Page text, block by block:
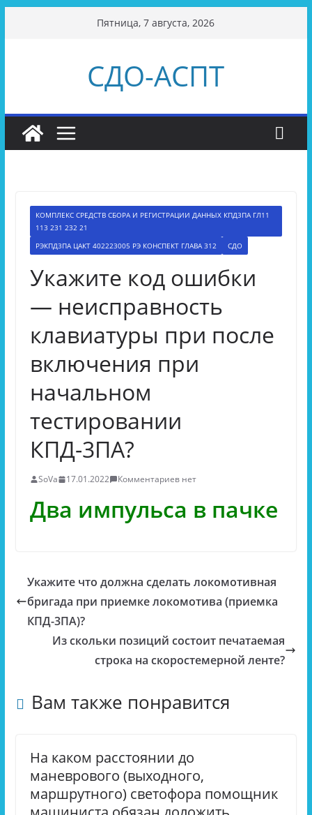
Пятница, 7 августа, 2026
СДО-АСПТ
КОМПЛЕКС СРЕДСТВ СБОРА И РЕГИСТРАЦИИ ДАННЫХ КПД3ПА ГЛ11
113 231 232 21
РЭКПД3ПА ЦАКТ 402223005 РЭ КОНСПЕКТ ГЛАВА 312
СДО
Укажите код ошибки
— неисправность
клавиатуры при после
включения при
начальном
тестировании
КПД-3ПА?
SoVa 17.01.2022 Комментариев нет
Два импульса в пачке
Укажите что должна сделать локомотивная
бригада при приемке локомотива (приемка
КПД-3ПА)?
Из скольки позиций состоит печатаемая
строка на скоростемерной ленте?
Вам также понравится
На каком расстоянии до
маневрового (выходного,
маршрутного) светофора помощник